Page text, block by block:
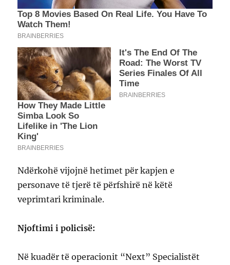
Ndërkohë vijojnë hetimet për kapjen e
personave të tjerë të përfshirë në këtë
veprimtari kriminale.
Njoftimi i policisë:
Në kuadër të operacionit “Next” Specialistët